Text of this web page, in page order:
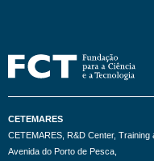
CETEMARES
CETEMARES, R&D Center,
Avenida do Porto de Pesca,